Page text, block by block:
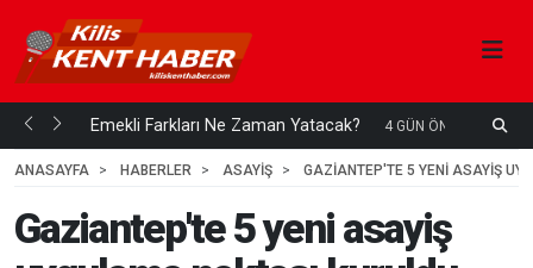
mi... Emekli Farkları Ne Zaman Yatacak? 4 GÜN ÖNCE
ANASAYFA
HABERLER ASAYİŞ GAZIANTEP'TE 5 YENI ASAYIŞ
Gaziantep'te 5 yeni asayiş